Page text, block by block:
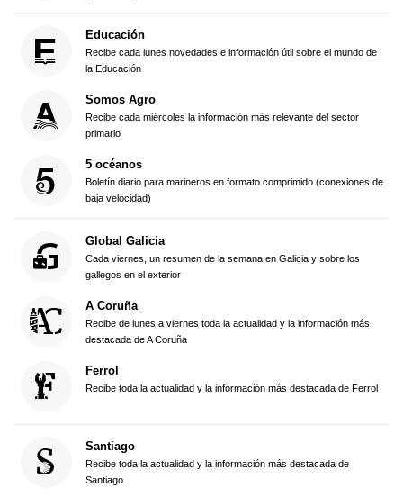
Educación
Recibe cada lunes novedades e información útil sobre el mundo de
la Educación
Somos Agro
Recibe cada miércoles la información más relevante del sector
primario
5 océanos
Boletín diario para marineros en formato comprimido (conexiones de
baja velocidad)
Global Galicia
Cada viernes, un resumen de la semana en Galicia y sobre los
gallegos en el exterior
A Coruña
Recibe de lunes a viernes toda la actualidad y la información más
destacada de A Coruña
Ferrol
Recibe toda la actualidad y la información más destacada de Ferrol
Santiago
Recibe toda la actualidad y la información más destacada de
Santiago